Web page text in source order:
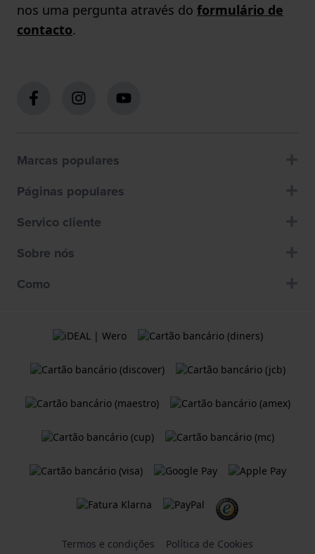
nos uma pergunta através do formulário de
contacto.
Marcas populares
Páginas populares
Servico cliente
Sobre nós
Como
Termos e condições
Política de Cookies